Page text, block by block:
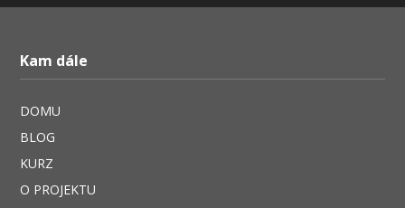
Kam dále
DOMU
BLOG
KURZ
O PROJEKTU